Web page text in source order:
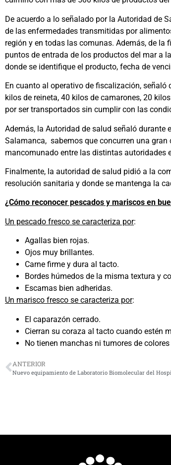
De acuerdo a lo señalado por la Autoridad de
de las enfermedades transmitidas por
región y en todas las comunas. Además, de
puntos de entrada de los productos del mar a
donde se identifique el producto, fecha de
En cuanto al operativo de fiscalización,
kilos de reineta, 40 kilos de camarones, 20
por ser transportados sin cumplir con las
Además, la Autoridad de salud señaló durante
Salamanca, sabemos que concurren una
mancomunado entre las distintas autoridades
Finalmente, la autoridad de salud pidió a la
resolución sanitaria y donde se mantenga la
¿Cómo reconocer pescados y mariscos en
Un pescado fresco se caracteriza por:
Agallas bien rojas.
Ojos muy brillantes.
Carne firme y dura al tacto.
Bordes húmedos de la misma textura y
Escamas bien adheridas.
Un marisco fresco se caracteriza por:
El caparazón cerrado.
Cierran su coraza al tacto cuando estén
No tienen manchas ni tumores de
ANTERIOR